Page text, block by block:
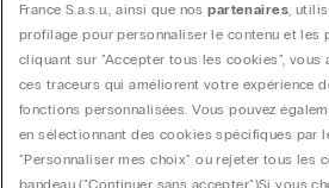
Guide produit
France S.a.s.u., ainsi que nospartenaires,
profilage pour personnaliser le contenu et les
cliquant sur "Accepter tous les cookies", vous
ces traceurs qui améliorent votre expérience
fonctions personnalisées. Vous pouvez
en sélectionnant des cookies spécifiques par
"Personnaliser mes choix" ou rejeter tous les
bandeau ("Continuer sans accepter")​ Si vous